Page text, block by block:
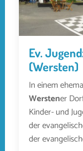
Ev.
(Wersten)
In einem
Werstener
Kinder- und
der
der